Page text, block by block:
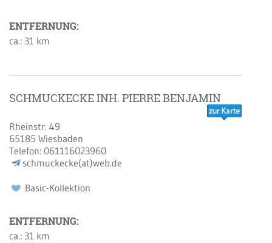
ENTFERNUNG:
ca.: 31 km
SCHMUCKECKE INH. PIERRE BENJAMIN
Rheinstr. 49
65185 Wiesbaden
Telefon: 061116023960
schmuckecke(at)web.de
Basic-Kollektion
ENTFERNUNG:
ca.: 31 km